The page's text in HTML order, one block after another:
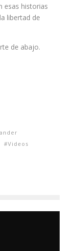
esas historias
libertad de
de abajo.
Videos